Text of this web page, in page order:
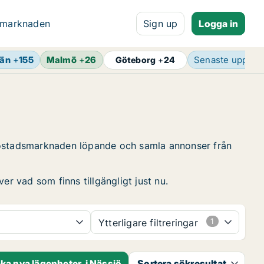
Sign up Logga in
+155 Malmö+26 Göteborg +24 Senaste
löpande och samla annonser från
vad som finns tillgängligt just nu.
Ytterligare filtreringar